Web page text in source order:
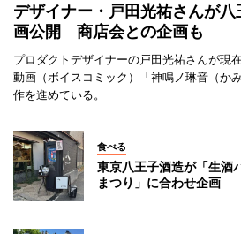
デザイナー・戸田光祐さんが
画公開 商店会との企画も
プロダクトデザイナーの戸田光祐さんが現
動画（ボイスコミック）「神鳴ノ琳音（か
作を進めている。
食べる
東京八王子酒造が「生
まつり」に合わせ企画